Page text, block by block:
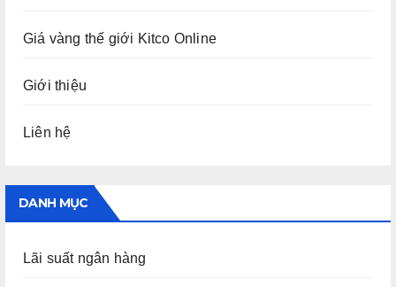
Giá vàng thế giới Kitco Online
Giới thiệu
Liên hệ
DANH MỤC
Lãi suất ngân hàng